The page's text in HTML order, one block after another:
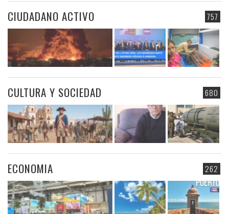
757
CIUDADANO ACTIVO
680
CULTURA Y SOCIEDAD
262
ECONOMIA